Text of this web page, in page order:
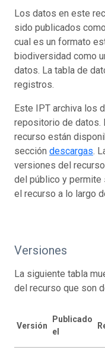
Los datos en este
sido publicados
cual es un formato
biodiversidad como
datos. La tabla de
registros.
Este IPT archiva los
repositorio de datos.
recurso están
sección descargas.
versiones del
del público y
el recurso a lo largo
Versiones
La siguiente tabla
del recurso que son
Versión
Publicado
el